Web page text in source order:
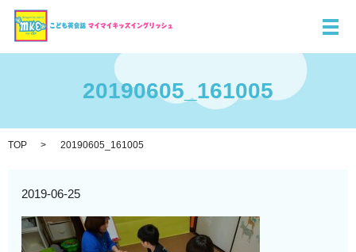
メ
20190605_161005
TOP 20190605_161005
2019-06-25